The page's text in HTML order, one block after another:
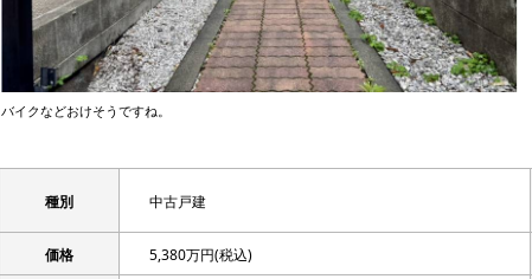
バイクなどおけそうですね。
種別 中古戸建
価格 5,380万円(税込)